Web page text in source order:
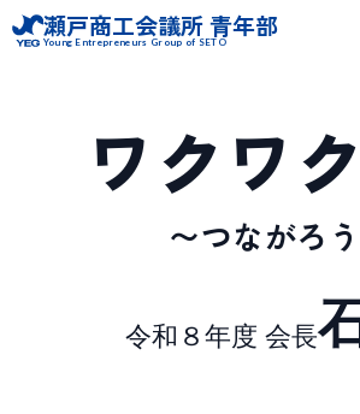
瀬戸商工会議所 青年部
Young Entrepreneurs Group of SETO
ワクワ
〜つながろ
令和８年度 会長